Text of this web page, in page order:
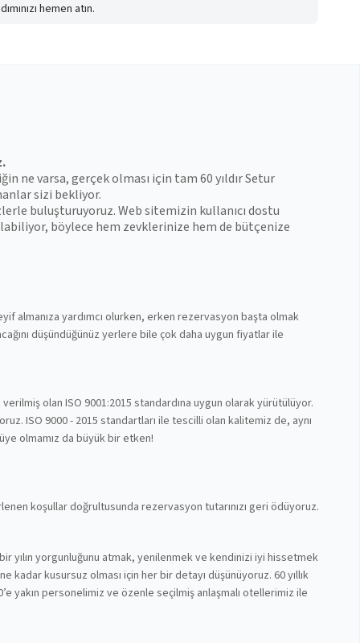
hemen atın.
ne varsa, gerçek olması için tam 60 yıldır Setur
sizi bekliyor.
buluşturuyoruz. Web sitemizin kullanıcı dostu
böylece hem zevklerinize hem de bütçenize
almanıza yardımcı olurken, erken rezervasyon başta olmak
düşündüğünüz yerlere bile çok daha uygun fiyatlar ile
olan ISO 9001:2015 standardına uygun olarak yürütülüyor.
ISO 9000 - 2015 standartları ile tescilli olan kalitemiz de, aynı
olmamız da büyük bir etken!
koşullar doğrultusunda rezervasyon tutarınızı geri ödüyoruz.
yılın yorgunluğunu atmak, yenilenmek ve kendinizi iyi hissetmek
kadar kusursuz olması için her bir detayı düşünüyoruz. 60 yıllık
yakın personelimiz ve özenle seçilmiş anlaşmalı otellerimiz ile